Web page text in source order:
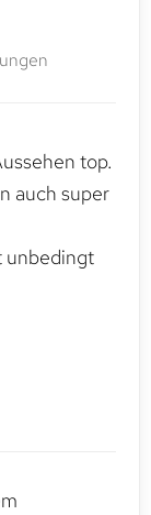
top.
auch super
unbedingt